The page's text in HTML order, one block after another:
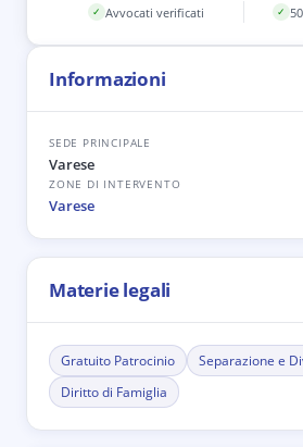
✓ Avvocati verificati ✓
Informazioni
SEDE PRINCIPALE
Varese
ZONE DI INTERVENTO
Varese
Materie legali
Gratuito Patrocinio
Separazione e
Diritto di Famiglia